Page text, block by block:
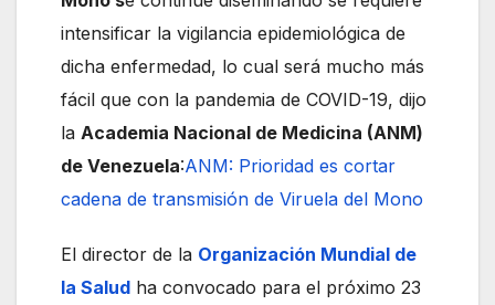
intensificar la vigilancia epidemiológica de
dicha enfermedad, lo cual será mucho más
fácil que con la pandemia de COVID-19, dijo
la Academia Nacional de Medicina (ANM)
de Venezuela:ANM: Prioridad es cortar
cadena de transmisión de Viruela del Mono
El director de la Organización Mundial de
la Salud ha convocado para el próximo 23